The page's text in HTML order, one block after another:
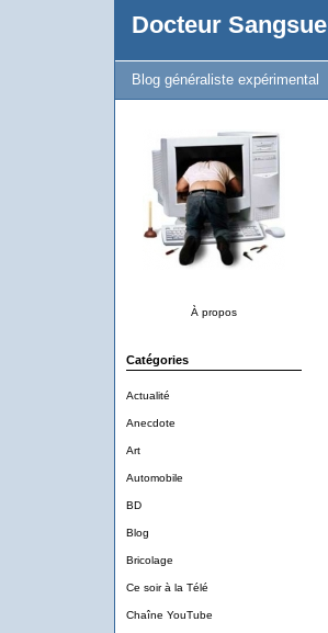
Docteur Sangsue
Blog généraliste expérimental
À propos
Catégories
Actualité
Anecdote
Art
Automobile
BD
Blog
Bricolage
Ce soir à la Télé
Chaîne YouTube